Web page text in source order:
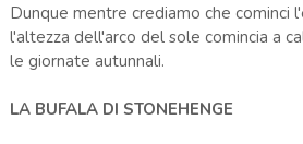
Dunque mentre crediamo che cominci
l'altezza dell'arco del sole comincia a
le giornate autunnali.
LA BUFALA DI STONEHENGE